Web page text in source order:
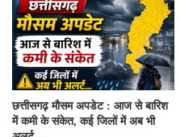
छत्तीसगढ़ मौसम अपडेट : आज से बारिश
में कमी के संकेत, कई जिलों में अब भी